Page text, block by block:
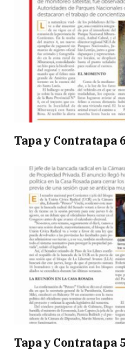
Tapa y Contratapa
Tapa y Contratapa